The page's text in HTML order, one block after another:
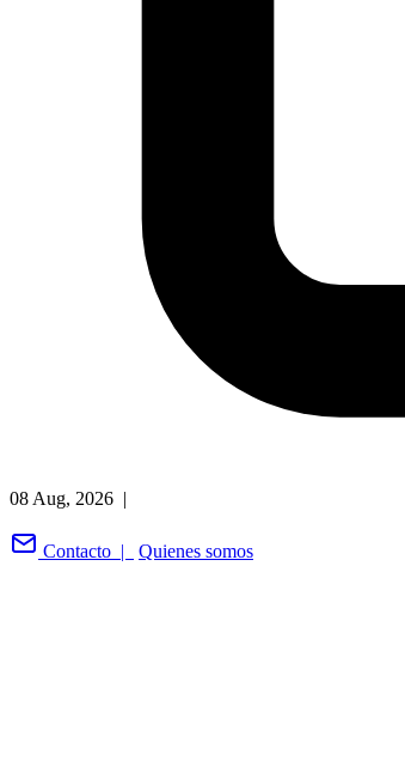
08 Aug, 2026 |
Contacto | Quienes somos